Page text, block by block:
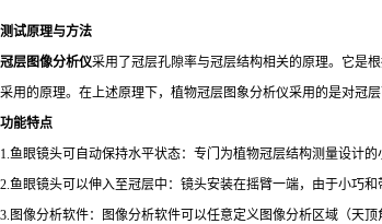
测试原理与方法
冠层图像分析仪采用了冠层孔隙率与冠层结构相关的原理。它是
采用的原理。在上述原理下，植物冠层图象分析仪采用的是对冠
功能特点
1.鱼眼镜头可自动保持水平状态：专门为植物冠层结构测量设计
2.鱼眼镜头可以伸入至冠层中：镜头安装在摇臂一端，由于小巧
3.图像分析软件：图像分析软件可以任意定义图像分析区域（天顶